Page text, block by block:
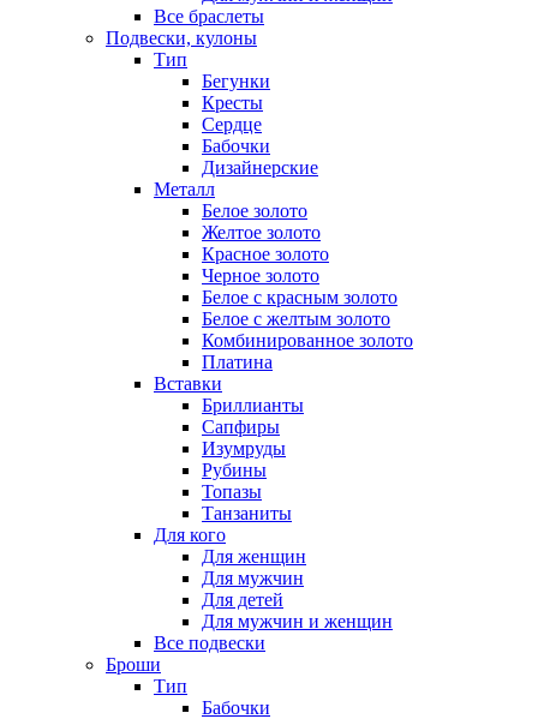
Все браслеты
Подвески, кулоны
Тип
Бегунки
Кресты
Сердце
Бабочки
Дизайнерские
Металл
Белое золото
Желтое золото
Красное золото
Черное золото
Белое с красным золото
Белое с желтым золото
Комбинированное золото
Платина
Вставки
Бриллианты
Сапфиры
Изумруды
Рубины
Топазы
Танзаниты
Для кого
Для женщин
Для мужчин
Для детей
Для мужчин и женщин
Все подвески
Броши
Тип
Бабочки